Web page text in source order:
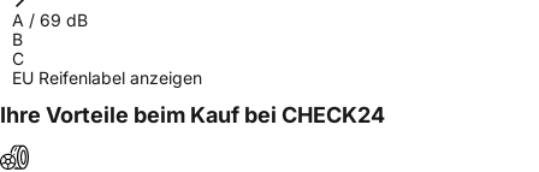
A / 69 dB
B
C
EU Reifenlabel anzeigen
Ihre Vorteile beim Kauf bei CHECK24